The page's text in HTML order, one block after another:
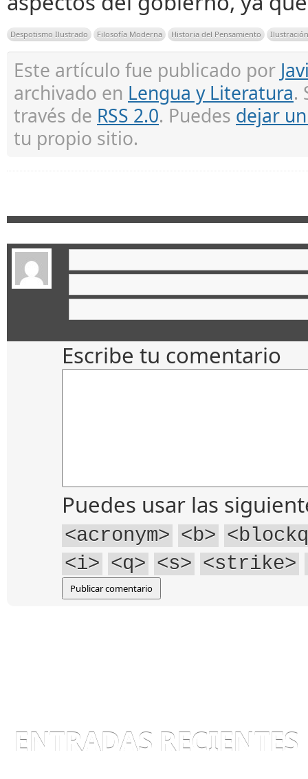
Despotismo Ilustrado Filosofía Moderna Historia del Pensamiento
Este artículo fue publicado por
archivado en Lengua y Literatura.
través de RSS 2.0. Puedes dejar
tu propio sitio.
Escribe tu comentario
Puedes usar las
<acronym> <b>
<i> <q> <s> <strike>
ENTRADAS RECIENTES